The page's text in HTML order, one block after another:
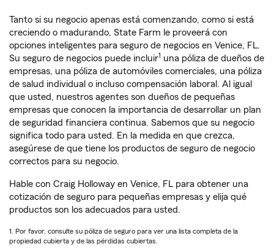
Tanto si su negocio apenas está comenzando, como si está
creciendo o madurando, State Farm le proveerá con
opciones inteligentes para seguro de negocios en Venice, FL.
Su seguro de negocios puede incluir1 una póliza de dueños de
empresas, una póliza de automóviles comerciales, una póliza
de salud individual o incluso compensación laboral. Al igual
que usted, nuestros agentes son dueños de pequeñas
empresas que conocen la importancia de desarrollar un plan
de seguridad financiera continua. Sabemos que su negocio
significa todo para usted. En la medida en que crezca,
asegúrese de que tiene los productos de seguro de negocio
correctos para su negocio.
Hable con Craig Holloway en Venice, FL para obtener una
cotización de seguro para pequeñas empresas y elija qué
productos son los adecuados para usted.
1. Por favor, consulte su póliza de seguro para ver una lista completa de la
propiedad cubierta y de las pérdidas cubiertas.